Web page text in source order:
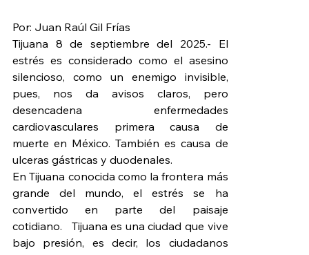
Por: Juan Raúl Gil Frías
Tijuana 8 de septiembre del 2025.- El
estrés es considerado como el asesino
silencioso, como un enemigo invisible,
pues, nos da avisos claros, pero
desencadena enfermedades
cardiovasculares primera causa de
muerte en México. También es causa de
ulceras gástricas y duodenales.
En Tijuana conocida como la frontera más
grande del mundo, el estrés se ha
convertido en parte del paisaje
cotidiano.   Tijuana es una ciudad que vive
bajo presión, es decir, los ciudadanos